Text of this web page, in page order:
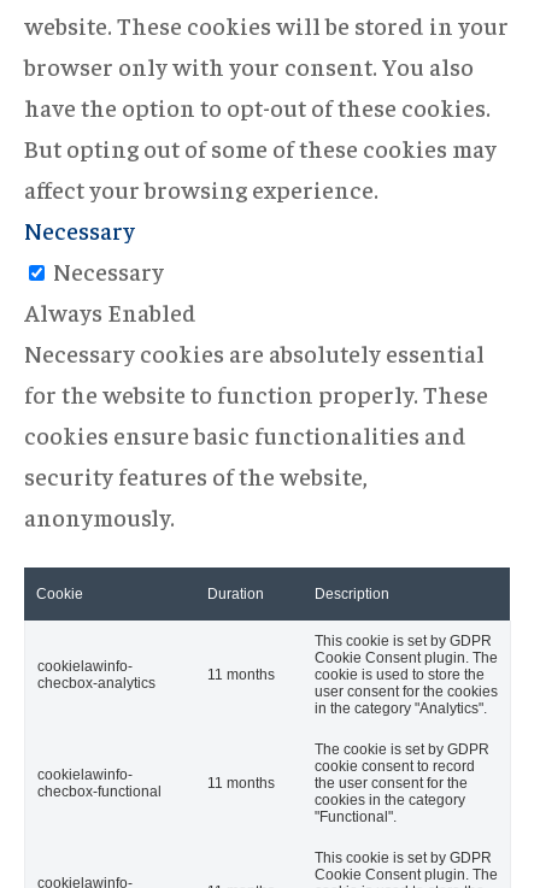
website. These cookies will be stored in your
browser only with your consent. You also
have the option to opt-out of these cookies.
But opting out of some of these cookies may
affect your browsing experience.
Necessary
Necessary
Always Enabled
Necessary cookies are absolutely essential
for the website to function properly. These
cookies ensure basic functionalities and
security features of the website,
anonymously.
Cookie Duration Description
cookielawinfo-
checbox-analytics
11 months
This cookie is set by GDPR
Cookie Consent plugin. The
cookie is used to store the
user consent for the cookies
in the category "Analytics".
cookielawinfo-
checbox-functional
11 months
The cookie is set by GDPR
cookie consent to record
the user consent for the
cookies in the category
"Functional".
cookielawinfo-
This cookie is set by GDPR
Cookie Consent plugin. The